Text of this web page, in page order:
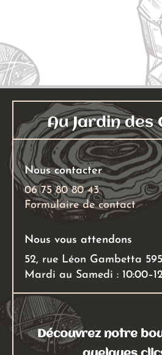
Au Jardin des
Nous contacter
06 75 80 80 43
Formulaire de contact
Nous vous attendons
52, rue Léon Gambetta
Mardi au Samedi :
Découvrez notre